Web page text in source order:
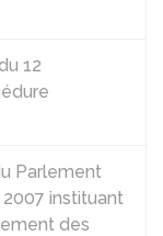
12
Parlement
instituant
des